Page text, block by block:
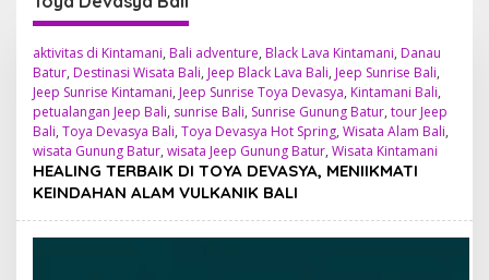
aktivitas di Kintamani, Bali adventure, Black Lava Kintamani, Danau
Batur, Destinasi Wisata Bali, Jeep Black Lava Bali, Jeep Sunrise Bali,
Jeep Sunrise Kintamani, Jeep Sunrise Toya Devasya, Kintamani Bali,
petualangan Jeep Bali, sunrise Bali, Sunrise Gunung Batur, tour Jeep
Bali, Toya Devasya Bali, Toya Devasya Hot Spring, Wisata Alam Bali,
wisata Gunung Batur, wisata Jeep Gunung Batur, Wisata Kintamani
HEALING TERBAIK DI TOYA DEVASYA, MENIIKMATI
KEINDAHAN ALAM VULKANIK BALI